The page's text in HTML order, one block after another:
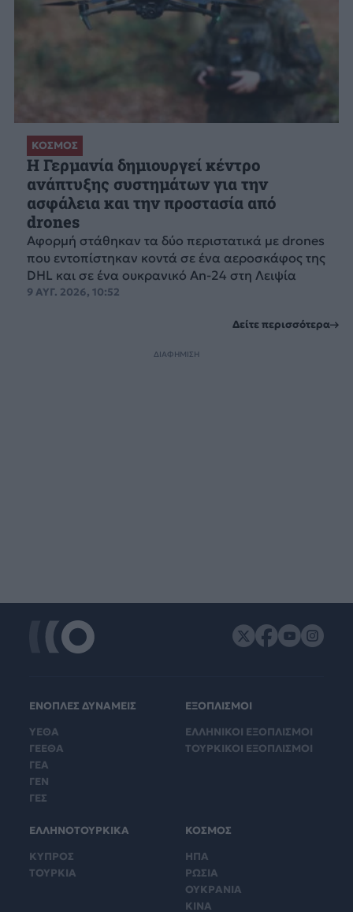
ΚΟΣΜΟΣ
Η Γερμανία δημιουργεί κέντρο
ανάπτυξης συστημάτων για την
ασφάλεια και την προστασία από
drones
Αφορμή στάθηκαν τα δύο περιστατικά με drones
που εντοπίστηκαν κοντά σε ένα αεροσκάφος της
DHL και σε ένα ουκρανικό An-24 στη Λειψία
9 ΑΥΓ. 2026, 10:52
Δείτε περισσότερα
ΔΙΑΦΗΜΙΣΗ
ΕΝΟΠΛΕΣ ΔΥΝΑΜΕΙΣ
ΥΕΘΑ
ΓΕΕΘΑ
ΓΕΑ
ΓΕΝ
ΓΕΣ
ΕΞΟΠΛΙΣΜΟΙ
ΕΛΛΗΝΙΚΟΙ ΕΞΟΠΛΙΣΜΟΙ
ΤΟΥΡΚΙΚΟΙ ΕΞΟΠΛΙΣΜΟΙ
ΕΛΛΗΝΟΤΟΥΡΚΙΚΑ
ΚΥΠΡΟΣ
ΤΟΥΡΚΙΑ
ΚΟΣΜΟΣ
ΗΠΑ
ΡΩΣΙΑ
ΟΥΚΡΑΝΙΑ
ΚΙΝΑ